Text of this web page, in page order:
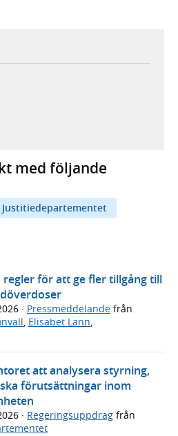
i ny flik, extern webbplats,
extern webbplats,
ny flik, extern webbplats,
e-postklient,
med följande
Justitiedepartementet
för att ge fler tillgång till
· Pressmeddelande från
Elisabet Lann
att analysera styrning,
förutsättningar inom
· Regeringsuppdrag från